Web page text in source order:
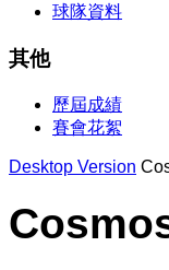
球隊資料
其他
歷屆成績
賽會花絮
Desktop Version